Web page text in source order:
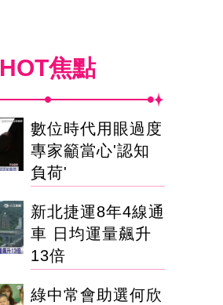
HOT焦點
數位時代用眼過度
專家籲當心'認知
負荷'
新北捷運8年4線通
車 日均運量飆升
13倍
綠中常會助選何欣